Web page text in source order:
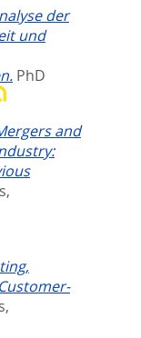
der
und
PhD
and